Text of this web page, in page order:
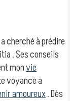
cherché à prédire
. Ses conseils
monvie
voyance a
amoureux. Dès